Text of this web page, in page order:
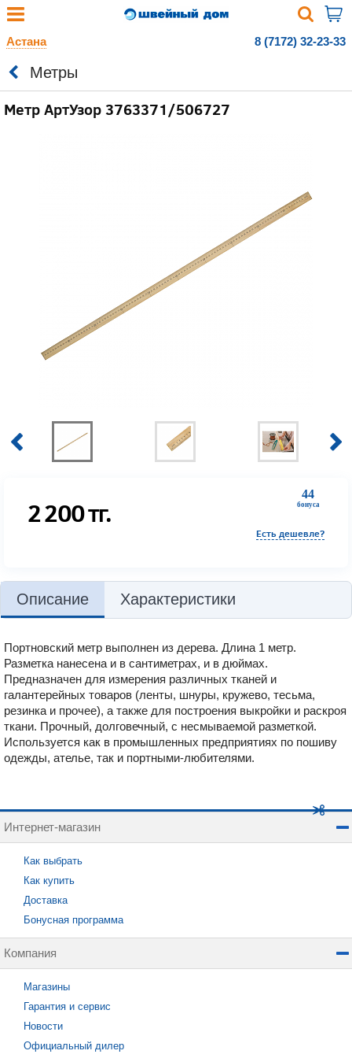
Астана 8 (7172) 32-23-33
Метры
Метр АртУзор 3763371/506727
44
бонуса
2 200тг.
Есть дешевле?
Описание Характеристики
Портновский метр выполнен из дерева. Длина 1 метр.
Разметка нанесена и в сантиметрах, и в дюймах.
Предназначен для измерения различных тканей и
галантерейных товаров (ленты, шнуры, кружево, тесьма,
резинка и прочее), а также для построения выкройки и раскроя
ткани. Прочный, долговечный, с несмываемой разметкой.
Используется как в промышленных предприятиях по пошиву
одежды, ателье, так и портными-любителями.
Интернет-магазин
Как выбрать
Как купить
Доставка
Бонусная программа
Компания
Магазины
Гарантия и сервис
Новости
Официальный дилер